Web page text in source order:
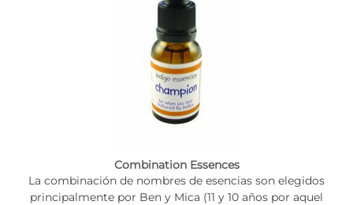
Combination Essences
La combinación de nombres de esencias son elegidos
principalmente por Ben y Mica (11 y 10 años por aquel